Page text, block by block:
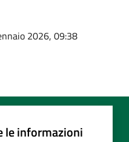
2026, 09:38
le informazioni